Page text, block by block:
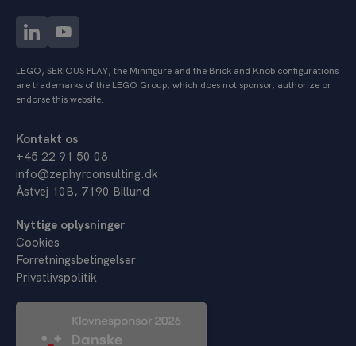
LEGO, SERIOUS PLAY, the Minifigure and the Brick and Knob configurations
are trademarks of the LEGO Group, which does not sponsor, authorize or
endorse this website.
Kontakt os
+45 22 91 50 08
info@zephyrconsulting.dk
Åstvej 10B, 7190 Billund
Nyttige oplysninger
Cookies
Forretningsbetingelser
Privatlivspolitik